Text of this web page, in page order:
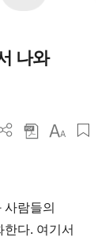
나와
람들의
다. 여기서